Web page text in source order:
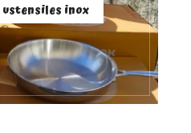
inox